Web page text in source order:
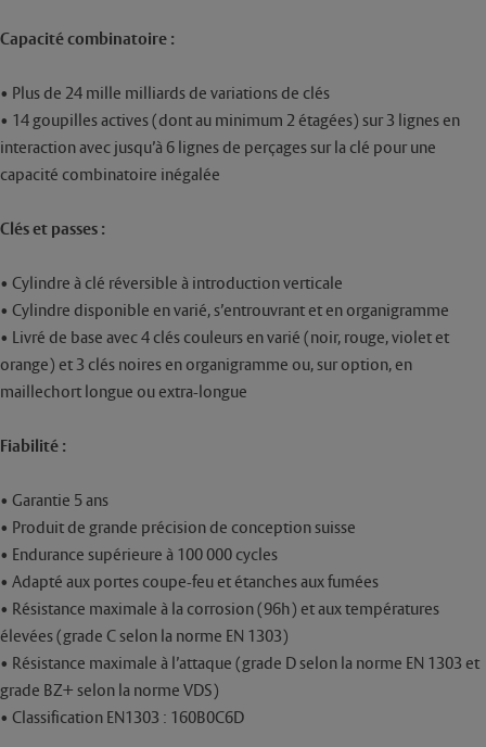
Capacité combinatoire :
• Plus de 24 mille milliards de variations de clés
• 14 goupilles actives (dont au minimum 2 étagées) sur 3 lignes en
interaction avec jusqu’à 6 lignes de perçages sur la clé pour une
capacité combinatoire inégalée
Clés et passes :
• Cylindre à clé réversible à introduction verticale
• Cylindre disponible en varié, s’entrouvrant et en organigramme
• Livré de base avec 4 clés couleurs en varié (noir, rouge, violet et
orange) et 3 clés noires en organigramme ou, sur option, en
maillechort longue ou extra-longue
Fiabilité :
• Garantie 5 ans
• Produit de grande précision de conception suisse
• Endurance supérieure à 100 000 cycles
• Adapté aux portes coupe-feu et étanches aux fumées
• Résistance maximale à la corrosion (96h) et aux températures
élevées (grade C selon la norme EN 1303)
• Résistance maximale à l’attaque (grade D selon la norme EN 1303 et
grade BZ+ selon la norme VDS)
• Classification EN1303 : 160B0C6D